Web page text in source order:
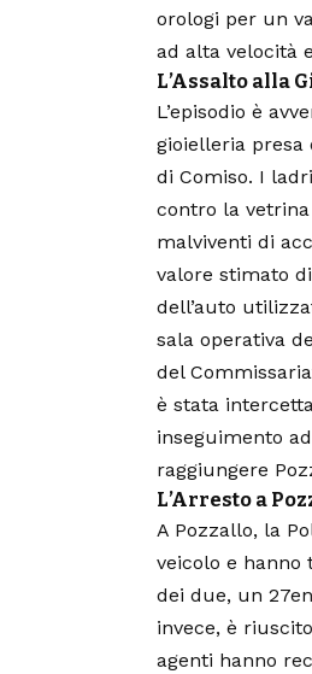
orologi per un
ad alta velocità
L’Assalto alla
L’episodio è
gioielleria presa
di Comiso. I
contro la
malviventi di
valore stimato
dell’auto
sala operativa
del
è stata
inseguimento
raggiungere
L’Arresto a
A Pozzallo, la
veicolo e hanno
dei due, un
invece, è
agenti hanno